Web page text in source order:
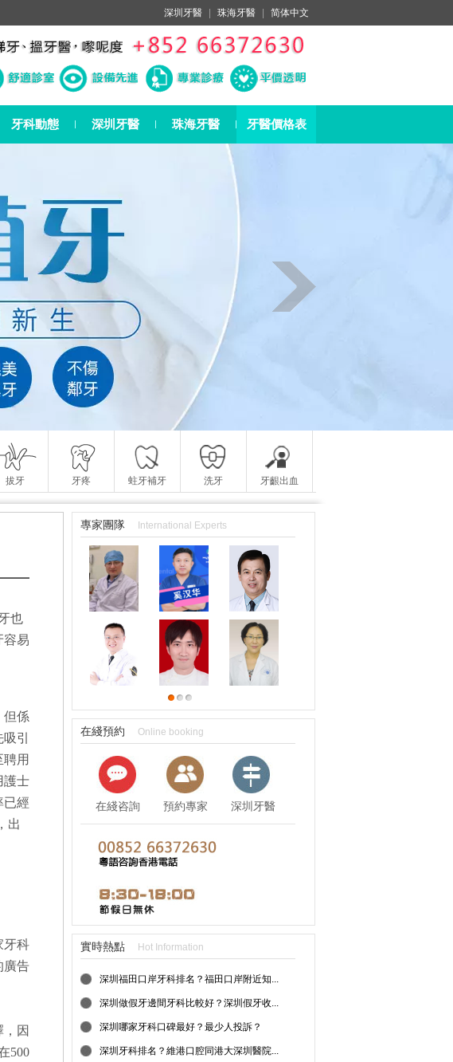
深圳牙醫 珠海牙醫 简体中文
牙科動態 深圳牙醫 珠海牙醫 牙醫價格表
拔牙 牙疼 蛀牙補牙 洗牙 牙齦出血
也
容易
但係
引
用
護士
已經
出
牙科
廣告
因
500
專家團隊 International Experts
在綫預約 Online booking
在綫咨詢 預約專家
深圳牙醫
實時熱點 Hot Information
深圳福田口岸牙科排名？福田口岸附近知...
深圳做假牙邊間牙科比較好？深圳假牙收...
深圳哪家牙科口碑最好？最少人投訴？
深圳牙科排名？維港口腔同港大深圳醫院...